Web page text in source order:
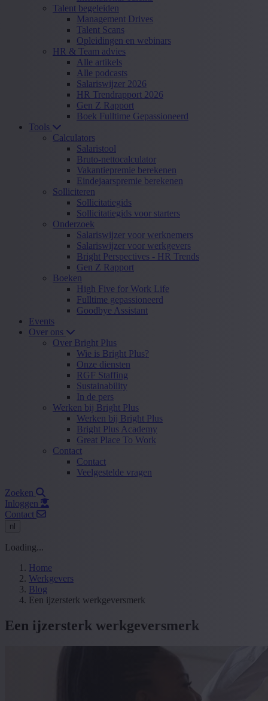
Talent begeleiden
Management Drives
Talent Scans
Opleidingen en webinars
HR & Team advies
Alle artikels
Alle podcasts
Salariswijzer 2026
HR Trendrapport 2026
Gen Z Rapport
Boek Fulltime Gepassioneerd
Tools
Calculators
Salaristool
Bruto-nettocalculator
Vakantiepremie berekenen
Eindejaarspremie berekenen
Solliciteren
Sollicitatiegids
Sollicitatiegids voor starters
Onderzoek
Salariswijzer voor werknemers
Salariswijzer voor werkgevers
Bright Perspectives - HR Trends
Gen Z Rapport
Boeken
High Five for Work Life
Fulltime gepassioneerd
Goodbye Assistant
Events
Over ons
Over Bright Plus
Wie is Bright Plus?
Onze diensten
RGF Staffing
Sustainability
In de pers
Werken bij Bright Plus
Werken bij Bright Plus
Bright Plus Academy
Great Place To Work
Contact
Contact
Veelgestelde vragen
Zoeken
Inloggen
Contact
nl
Loading...
Home
Werkgevers
Blog
Een ijzersterk werkgeversmerk
Een ijzersterk werkgeversmerk